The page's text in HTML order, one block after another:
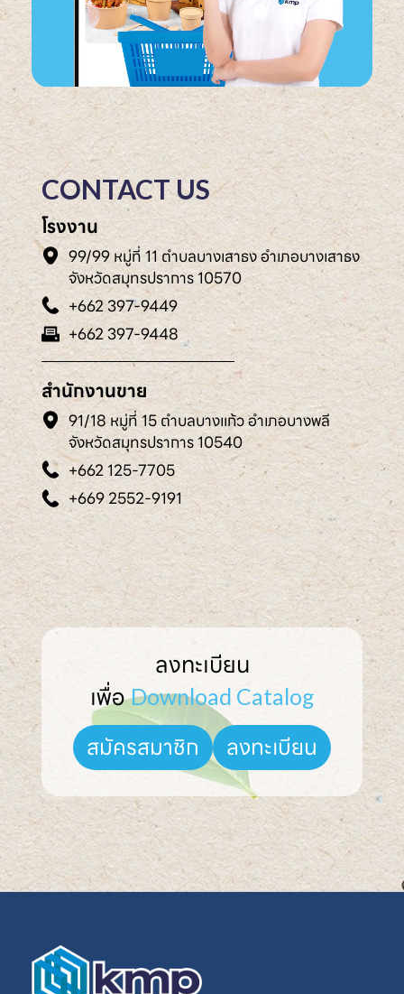
CONTACT US
โรงงาน
99/99 หมู่ที่ 11 ตำบลบางเสาธง อำเภอบางเสาธง
จังหวัดสมุทรปราการ 10570
+662 397-9449
+662 397-9448
สำนักงานขาย
91/18 หมู่ที่ 15 ตำบลบางแก้ว อำเภอบางพลี
จังหวัดสมุทรปราการ 10540
+662 125-7705
+669 2552-9191
ลงทะเบียน
เพื่อ Download Catalog
สมัครสมาชิก ลงทะเบียน